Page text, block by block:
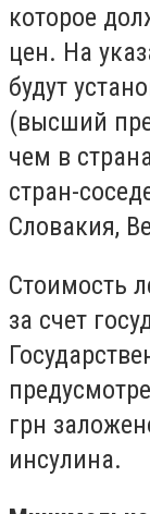
которое
цен. На
будут
(высший
чем в
стран-
Словакия,
Стоимость
за счет
грн
инсулина.